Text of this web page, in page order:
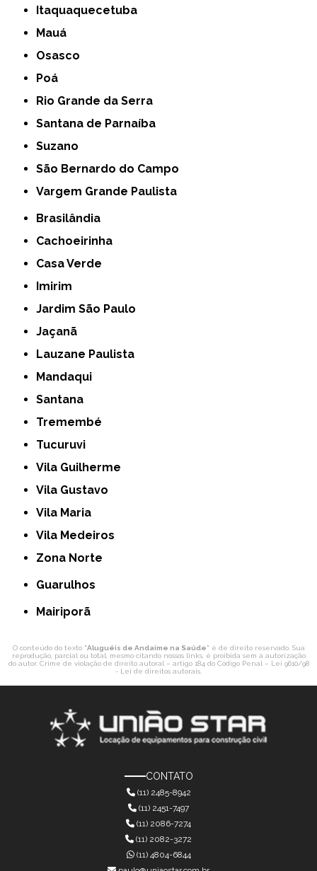
Itaquaquecetuba
Mauá
Osasco
Poá
Rio Grande da Serra
Santana de Parnaíba
Suzano
São Bernardo do Campo
Vargem Grande Paulista
Brasilândia
Cachoeirinha
Casa Verde
Imirim
Jardim São Paulo
Jaçanã
Lauzane Paulista
Mandaqui
Santana
Tremembé
Tucuruvi
Vila Guilherme
Vila Gustavo
Vila Maria
Vila Medeiros
Zona Norte
Guarulhos
Mairiporã
O conteúdo do texto "Aluguéis de Andaime na Saúde" é de direito reservado. Sua
reprodução, parcial ou total, mesmo citando nossos links, é proibida sem a autorização
do autor. Crime de violação de direito autoral – artigo 184 do Código Penal – Lei 9610/98
- Lei de direitos autorais.
CONTATO
(11) 2485-8942
(11) 2451-7497
(11) 2086-7274
(11) 4804-6844
(11) 2082-3272